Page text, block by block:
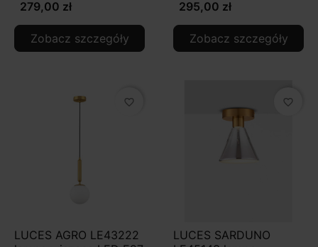
279,00 zł
Zobacz szczegóły
295,00 zł
Zobacz szczegóły
favorite_border
LUCES AGRO LE43222
favorite_border
LUCES SARDUNO